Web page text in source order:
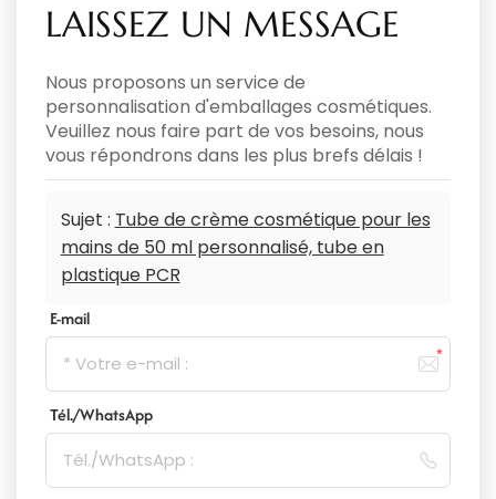
LAISSEZ UN MESSAGE
Nous proposons un service de
personnalisation d'emballages cosmétiques.
Veuillez nous faire part de vos besoins, nous
vous répondrons dans les plus brefs délais !
Sujet : Tube de crème cosmétique pour les
mains de 50 ml personnalisé, tube en
plastique PCR
E-mail
Tél./WhatsApp